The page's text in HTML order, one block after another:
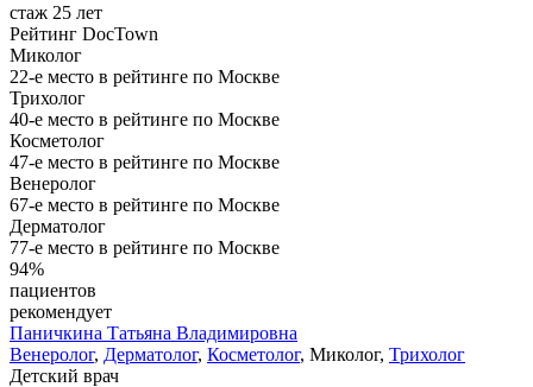
стаж 25 лет
Рейтинг DocTown
Миколог
22-е место в рейтинге по Москве
Трихолог
40-е место в рейтинге по Москве
Косметолог
47-е место в рейтинге по Москве
Венеролог
67-е место в рейтинге по Москве
Дерматолог
77-е место в рейтинге по Москве
94%
пациентов
рекомендует
Паничкина Татьяна Владимировна
Венеролог, Дерматолог, Косметолог, Миколог, Трихолог
Детский врач